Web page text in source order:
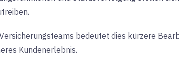
bedeutet dies kürzere
Kundenerlebnis.